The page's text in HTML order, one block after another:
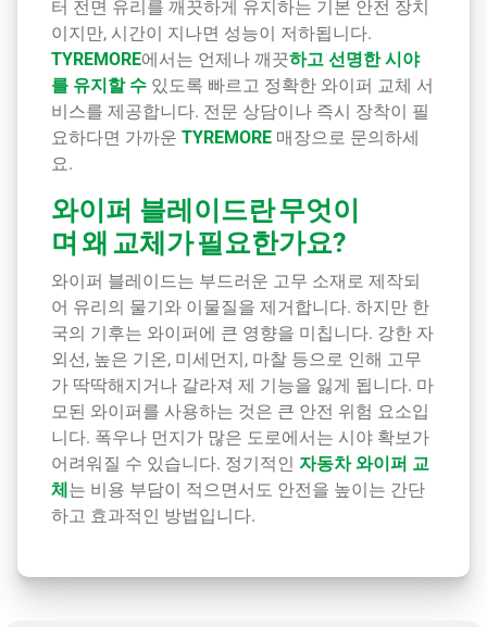
터 전면 유리를 깨끗하게 유지하는 기본 안전 장치
이지만, 시간이 지나면 성능이 저하됩니다.
TYREMORE에서는 언제나 깨끗하고 선명한 시야
를 유지할 수 있도록 빠르고 정확한 와이퍼 교체 서
비스를 제공합니다. 전문 상담이나 즉시 장착이 필
요하다면 가까운 TYREMORE 매장으로 문의하세
요.
와이퍼 블레이드란 무엇이
며 왜 교체가 필요한가요?
와이퍼 블레이드는 부드러운 고무 소재로 제작되
어 유리의 물기와 이물질을 제거합니다. 하지만 한
국의 기후는 와이퍼에 큰 영향을 미칩니다. 강한 자
외선, 높은 기온, 미세먼지, 마찰 등으로 인해 고무
가 딱딱해지거나 갈라져 제 기능을 잃게 됩니다. 마
모된 와이퍼를 사용하는 것은 큰 안전 위험 요소입
니다. 폭우나 먼지가 많은 도로에서는 시야 확보가
어려워질 수 있습니다. 정기적인 자동차 와이퍼 교
체는 비용 부담이 적으면서도 안전을 높이는 간단
하고 효과적인 방법입니다.